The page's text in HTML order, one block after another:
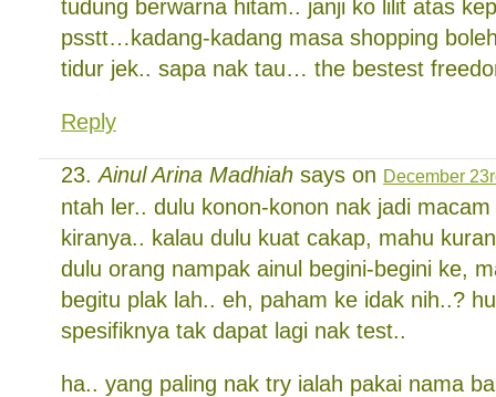
tudung berwarna hitam.. janji ko lilit atas
psstt…kadang-kadang masa shopping
tidur jek.. sapa nak tau… the bestest
Reply
Ainul Arina Madhiah says on December
ntah ler.. dulu konon-konon nak jadi
kiranya.. kalau dulu kuat cakap, mahu
dulu orang nampak ainul begini-begini ke,
begitu plak lah.. eh, paham ke idak nih..?
spesifiknya tak dapat lagi nak test..
ha.. yang paling nak try ialah pakai nama